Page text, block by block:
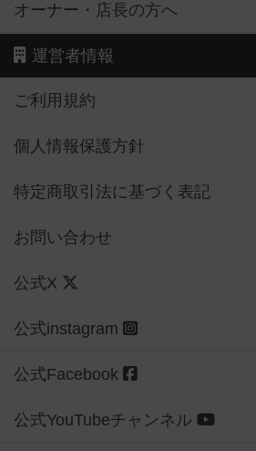
オーナー・店長の方へ
運営者情報
ご利用規約
個人情報保護方針
特定商取引法に基づく表記
お問い合わせ
公式X
公式instagram
公式Facebook
公式YouTubeチャンネル